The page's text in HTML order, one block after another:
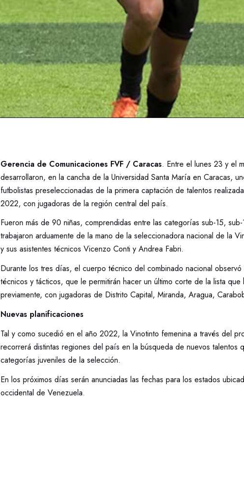
Gerencia de Comunicaciones FVF / Caracas. Entre el lunes 23 y el
desarrollaron, en la cancha de la Universidad Santa María en Caracas,
futbolistas preseleccionadas de la primera captación de talentos
2022, con jugadoras de la región central del país.
Fueron más de 90 niñas, comprendidas entre las categorías sub-15,
trabajaron arduamente de la mano de la seleccionadora nacional de la
y sus asistentes técnicos Vicenzo Conti y Andrea Fabri.
Durante los tres días, el cuerpo técnico del combinado nacional
técnicos y tácticos, que le permitirán hacer un último corte de la lista
previamente, con jugadoras de Distrito Capital, Miranda, Aragua,
Nuevas planificaciones
Tal y como sucedió en el año 2022, la Vinotinto femenina a través del
recorrerá distintas regiones del país en la búsqueda de nuevos talentos
categorías juveniles de la selección.
En los próximos días serán anunciadas las fechas para los estados
occidental de Venezuela.